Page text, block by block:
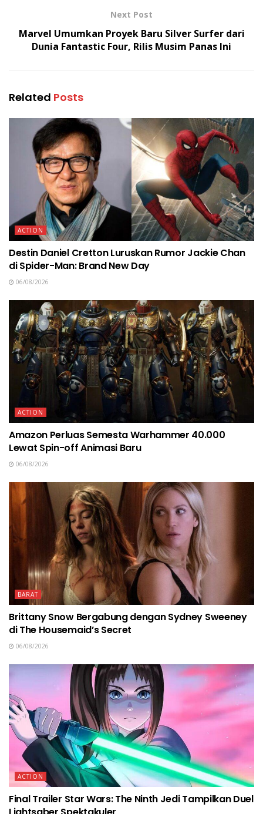
Next Post
Marvel Umumkan Proyek Baru Silver Surfer dari
Dunia Fantastic Four, Rilis Musim Panas Ini
Related Posts
ACTION
Destin Daniel Cretton Luruskan Rumor Jackie Chan
di Spider-Man: Brand New Day
06/08/2026
ACTION
Amazon Perluas Semesta Warhammer 40.000
Lewat Spin-off Animasi Baru
06/08/2026
BARAT
Brittany Snow Bergabung dengan Sydney Sweeney
di The Housemaid’s Secret
06/08/2026
ACTION
Final Trailer Star Wars: The Ninth Jedi Tampilkan Duel